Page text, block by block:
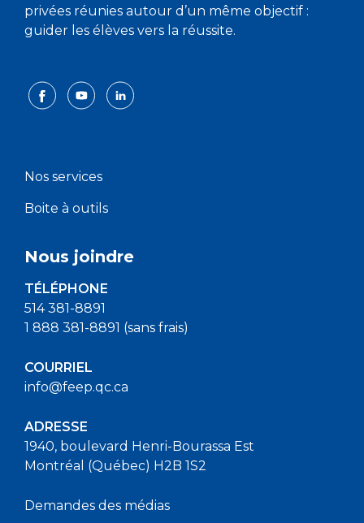
privées réunies autour d’un même objectif :
guider les élèves vers la réussite.
Nos services
Boite à outils
Nous joindre
TÉLÉPHONE
514 381-8891
1 888 381-8891 (sans frais)
COURRIEL
info@feep.qc.ca
ADRESSE
1940, boulevard Henri-Bourassa Est
Montréal (Québec) H2B 1S2
Demandes des médias